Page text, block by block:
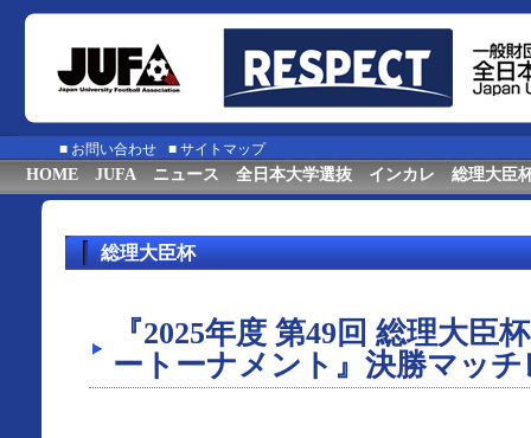
■ お問い合わせ ■ サイトマップ
HOME JUFA ニュース 全日本大学選抜 インカレ 総理大臣
総理大臣杯
『2025年度 第49回 総理大臣
ートーナメント』決勝マッ